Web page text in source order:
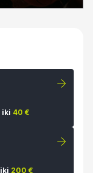
iki 40 €
iki 200 €